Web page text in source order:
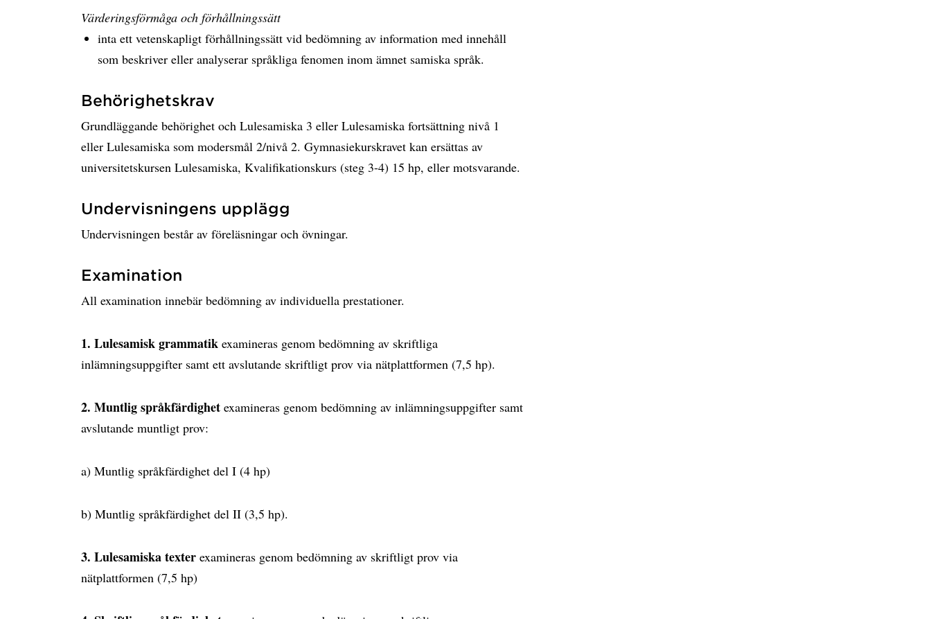
Värderingsförmåga och förhållningssätt
inta ett vetenskapligt förhållningssätt vid bedömning av information med innehåll
som beskriver eller analyserar språkliga fenomen inom ämnet samiska språk.
Behörighetskrav
Grundläggande behörighet och Lulesamiska 3 eller Lulesamiska fortsättning nivå 1
eller Lulesamiska som modersmål 2/nivå 2. Gymnasiekurskravet kan ersättas av
universitetskursen Lulesamiska, Kvalifikationskurs (steg 3-4) 15 hp, eller motsvarande.
Undervisningens upplägg
Undervisningen består av föreläsningar och övningar.
Examination
All examination innebär bedömning av individuella prestationer.
1. Lulesamisk grammatik examineras genom bedömning av skriftliga
inlämningsuppgifter samt ett avslutande skriftligt prov via nätplattformen (7,5 hp).
2. Muntlig språkfärdighet examineras genom bedömning av inlämningsuppgifter samt
avslutande muntligt prov:
a) Muntlig språkfärdighet del I (4 hp)
b) Muntlig språkfärdighet del II (3,5 hp).
3. Lulesamiska texter examineras genom bedömning av skriftligt prov via
nätplattformen (7,5 hp)